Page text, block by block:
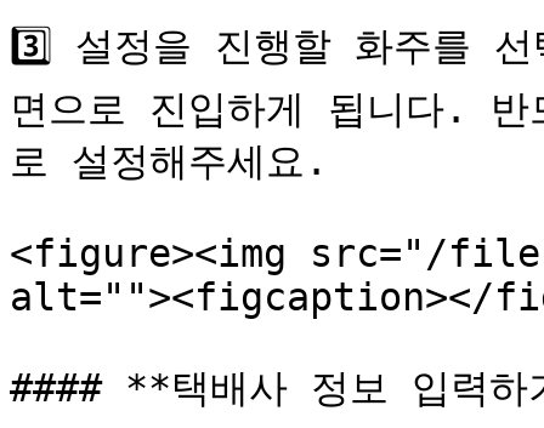
3️⃣ 설정을 진행할 화주를
면으로 진입하게 됩니다.
로 설정해주세요.
<figure><img src="/
alt=""><figcaption></
#### **택배사 정보 입력하